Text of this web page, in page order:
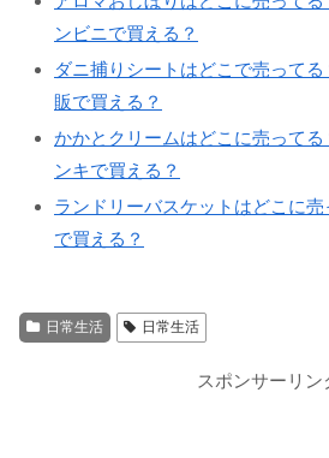
ンビニで買える？
ダニ捕りシートはどこで売って
販で買える？
かかとクリームはどこに売って
ンキで買える？
ランドリーバスケットはどこに売
で買える？
日常生活 日常生活
スポンサーリン